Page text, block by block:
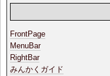
FrontPage
MenuBar
RightBar
みんかくガイド